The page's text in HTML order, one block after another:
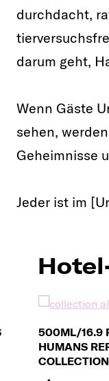
durchdacht,
darum geht,
Wenn Gäste
sehen,
Geheimnisse
Jeder ist im
500ML/16.9
HUMANS
COLLECTION